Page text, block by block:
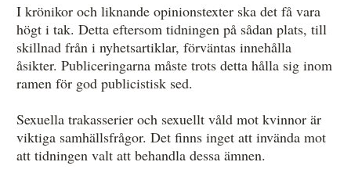
I krönikor och liknande opinionstexter ska det få vara
högt i tak. Detta eftersom tidningen på sådan plats, till
skillnad från i nyhetsartiklar, förväntas innehålla
åsikter. Publiceringarna måste trots detta hålla sig inom
ramen för god publicistisk sed.
Sexuella trakasserier och sexuellt våld mot kvinnor är
viktiga samhällsfrågor. Det finns inget att invända mot
att tidningen valt att behandla dessa ämnen.